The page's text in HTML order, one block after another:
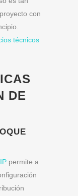
con
técnicos
DE
permite a